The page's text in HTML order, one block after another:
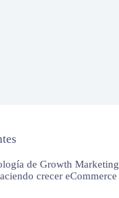
de Growth Marketing
crecer eCommerce